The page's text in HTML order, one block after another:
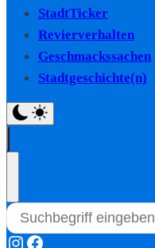
StadtTicker
Revierverhalten
Geschmackssachen
Stadtgeschichte(n)
Instagram
Facebook